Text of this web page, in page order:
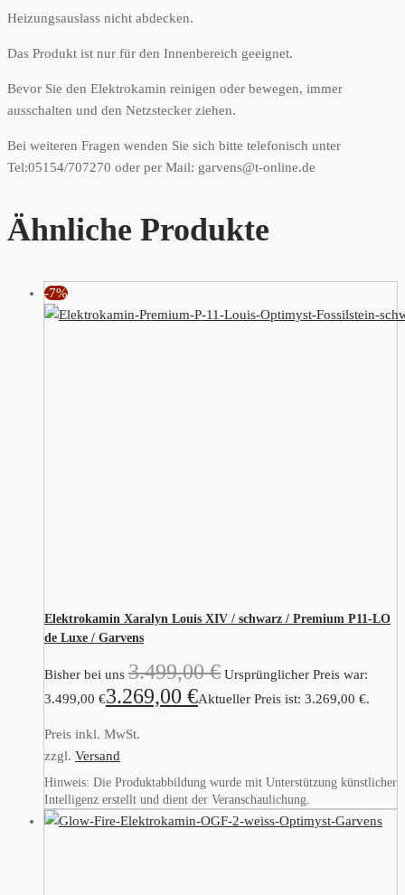
Heizungsauslass nicht abdecken.
Das Produkt ist nur für den Innenbereich geeignet.
Bevor Sie den Elektrokamin reinigen oder bewegen, immer
ausschalten und den Netzstecker ziehen.
Bei weiteren Fragen wenden Sie sich bitte telefonisch unter
Tel:05154/707270 oder per Mail: garvens@t-online.de
Ähnliche Produkte
-7%
Elektrokamin Xaralyn Louis XIV / schwarz / Premium P11-LO
de Luxe / Garvens
Bisher bei uns 3.499,00€ Ursprünglicher Preis war:
3.499,00 €3.269,00 €Aktueller Preis ist: 3.269,00 €.
Preis inkl. MwSt.
zzgl. Versand
Hinweis: Die Produktabbildung wurde mit Unterstützung künstlicher
Intelligenz erstellt und dient der Veranschaulichung.